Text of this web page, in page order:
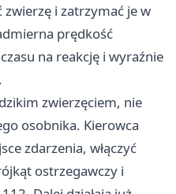
i zatrzymać je w
prędkość
na reakcję i wyraźnie
zwierzęciem, nie
osobnika. Kierowca
zdarzenia, włączyć
ostrzegawczy i